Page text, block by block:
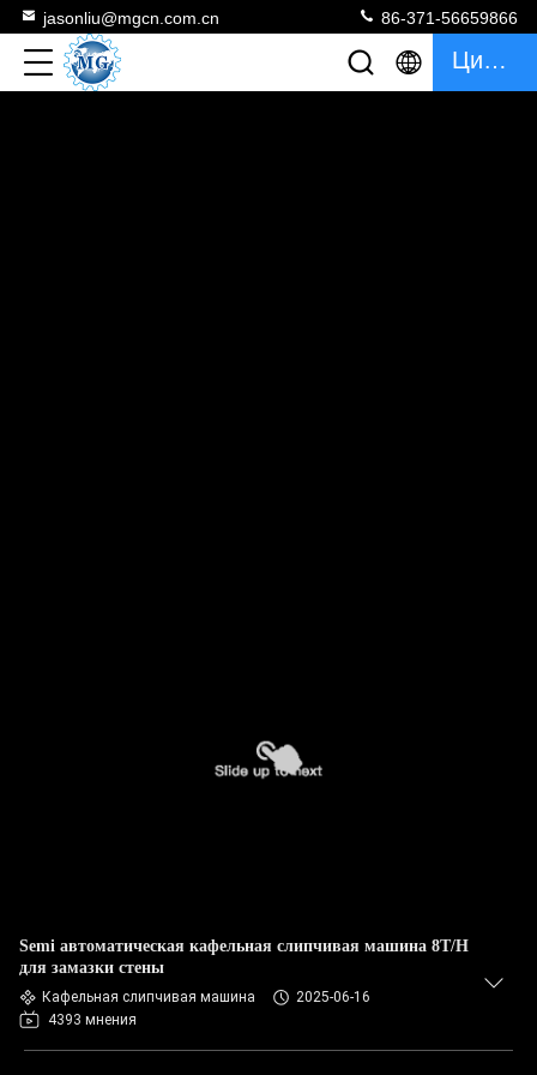
jasonliu@mgcn.com.cn 86-371-56659866
Цитата
Semi автоматическая кафельная слипчивая машина 8T/H
для замазки стены
Кафельная слипчивая машина
2025-06-16
4393 мнения